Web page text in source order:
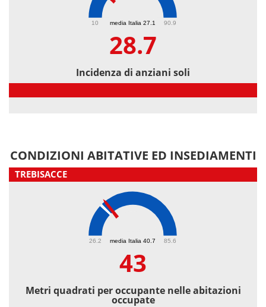
media Italia 27.1
10 90.9
28.7
Incidenza di anziani soli
CONDIZIONI ABITATIVE ED INSEDIAMENTI
TREBISACCE
media Italia 40.7
26.2 85.6
43
Metri quadrati per occupante nelle abitazioni
occupate